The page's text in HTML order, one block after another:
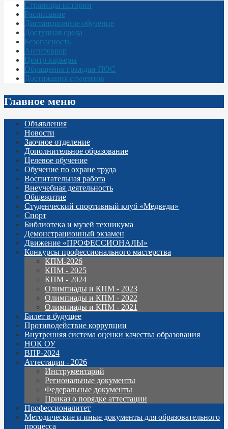
Страницы истории
Расписание
Дистанционное обучение
Доступная среда
Безопасность
Антитеррор
Центр карьеры
Обращения граждан ПОС
Достижения студентов
Главное меню
Объявления
Новости
Заочное отделение
Дополнительное образование
Целевое обучение
Обучение по охране труда
Воспитательная работа
Внеучебная деятельность
Общежитие
Студенческий спортивный клуб «Медведи»
Спорт
Библиотека и музей техникума
Демонстрационный экзамен
Движение «ПРОФЕССИОНАЛЫ»
Конкурсы профессионального мастерства
КПМ-2026
КПМ - 2025
КПМ - 2024
Олимпиады и КПМ - 2023
Олимпиады и КПМ - 2022
Олимпиады и КПМ - 2021
Билет в будущее
Противодействие коррупции
Внутренняя система оценки качества образования
НОК ОУ
ВПР-2024
Аттестация - 2026
Инструментарий
Региональные документы
Федеральные документы
Приказ о порядке аттестации
Профессионалитет
Методические и иные документы для образовательного
процесса